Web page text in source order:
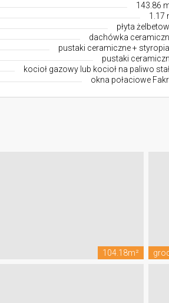
143.86
1.17
płyta
dachówka
pustaki ceramiczne +
pustaki
kocioł gazowy lub kocioł na paliwo
okna połaciowe
104.18m²